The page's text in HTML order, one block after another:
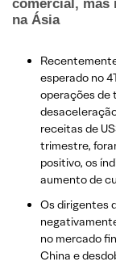
comercial, mas
na Ásia
esperado no
operações de
receitas de
trimestre,
positivo, os
aumento de
Os dirigentes
no mercado
China e